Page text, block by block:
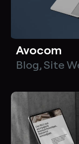
Avocom
Blog,Site